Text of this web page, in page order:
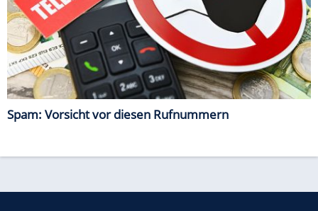
Spam: Vorsicht vor diesen Rufnummern